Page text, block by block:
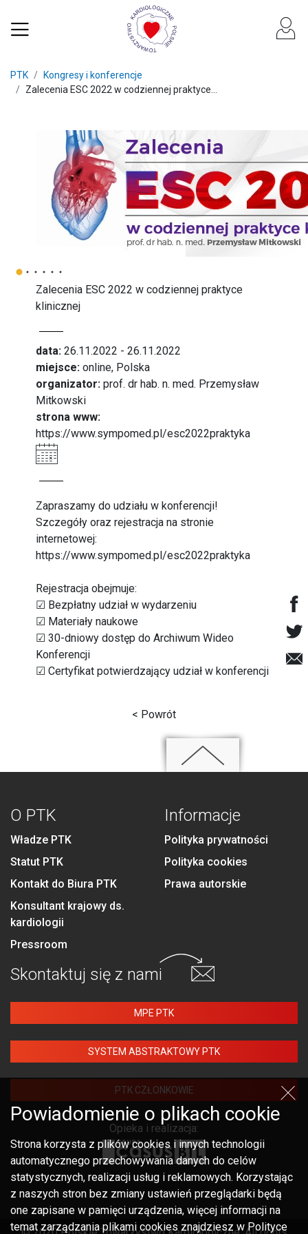
PTK
Kongresy i konferencje
Zalecenia ESC 2022 w codziennej praktyce...
Zalecenia ESC 2022 w codziennej praktyce
klinicznej
data: 26.11.2022 - 26.11.2022
miejsce: online, Polska
organizator: prof. dr hab. n. med. Przemysław
Mitkowski
strona www:
https://www.sympomed.pl/esc2022praktyka
Zapraszamy do udziału w konferencji!
Szczegóły oraz rejestracja na stronie
internetowej:
https://www.sympomed.pl/esc2022praktyka
Rejestracja obejmuje:
☑ Bezpłatny udział w wydarzeniu
☑ Materiały naukowe
☑ 30-dniowy dostęp do Archiwum Wideo
Konferencji
☑ Certyfikat potwierdzający udział w konferencji
< Powrót
O PTK
Władze PTK
Statut PTK
Kontakt do Biura PTK
Konsultant krajowy ds.
kardiologii
Pressroom
Informacje
Polityka prywatności
Polityka cookies
Prawa autorskie
Skontaktuj się z nami
MPE PTK
SYSTEM ABSTRAKTOWY PTK
PTK CZŁONKOWIE
Opieka i realizacja:
Powiadomienie o plikach cookie
Strona korzysta z plików cookies i innych technologii
automatycznego przechowywania danych do celów
statystycznych, realizacji usług i reklamowych. Korzystając
z naszych stron bez zmiany ustawień przeglądarki będą
one zapisane w pamięci urządzenia, więcej informacji na
temat zarządzania plikami cookies znajdziesz w Polityce